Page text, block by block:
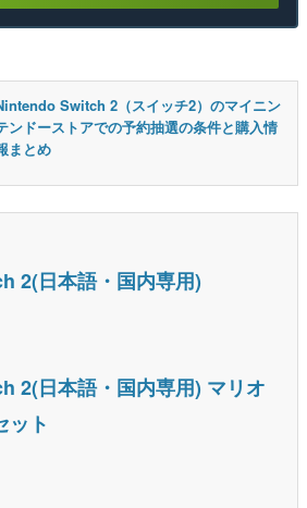
Switch 2（スイッチ2）のマイニン
ンドーストアでの予約抽選の条件と購入情
まとめ
2(日本語・国内専用)
2(日本語・国内専用) マリオ
ット